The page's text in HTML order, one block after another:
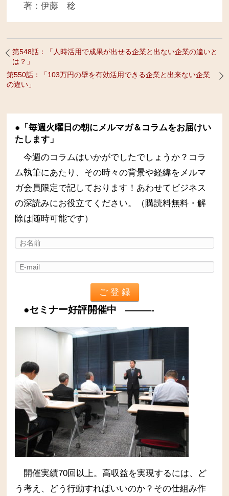
著：伊藤 稔
第548話：「人時活用で成果が出せる企業と出ない企業の違いと
は？」
第550話：「103万円の壁を有効活用できる企業と出来ない企業
の違い」
●「毎週火曜日の朝にメルマガ＆コラムをお届けい
たします」
今週のコラムはいかがでしたでしょうか？コラ
ム執筆にあたり、その時々の背景や経緯をメルマ
ガ会員限定で記しております！あわせてビジネス
の深読みにお役立てください。（購読料無料・解
除は随時可能です）
●セミナー好評開催中 ———-
開催実績70回以上。高収益を実現するには、ど
う考え、どう行動すればいいのか？その仕組み作